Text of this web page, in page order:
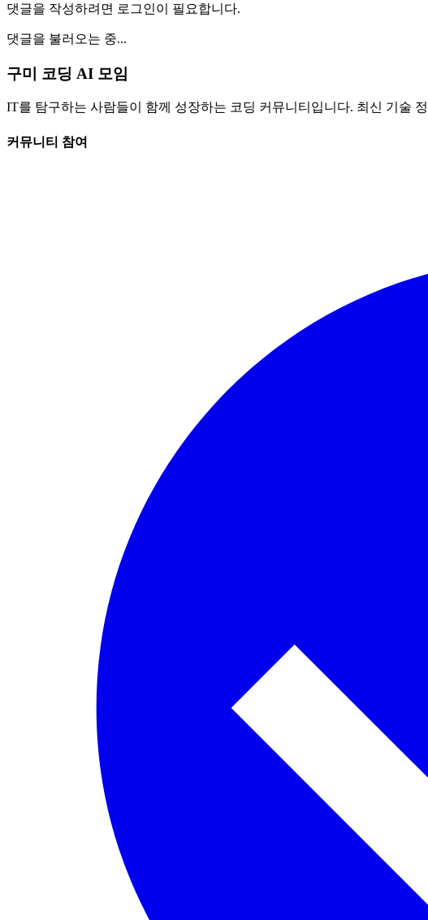
댓글을 작성하려면 로그인이 필요합니다.
댓글을 불러오는 중...
구미 코딩 AI 모임
IT를 탐구하는 사람들이 함께 성장하는 코딩 커뮤니티입니다. 최신 기술
커뮤니티 참여